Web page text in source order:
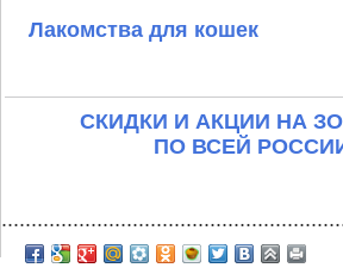
Лакомства для кошек
СКИДКИ И АКЦИИ НА
ПО ВСЕЙ